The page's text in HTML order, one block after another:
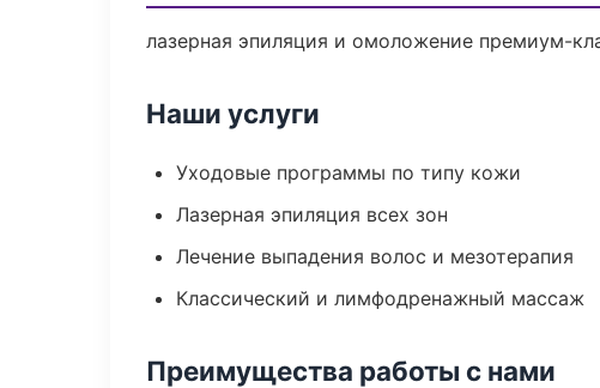
лазерная эпиляция и омоложение премиум-
Наши услуги
Уходовые программы по типу кожи
Лазерная эпиляция всех зон
Лечение выпадения волос и мезотерапия
Классический и лимфодренажный массаж
Преимущества работы с нами